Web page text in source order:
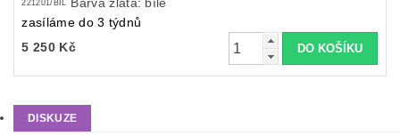
221201/BIL
zasíláme do 3 týdnů
5 250 Kč
DISKUZE